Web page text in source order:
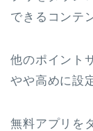
できるコンテ
他のポイント
やや高めに設
無料アプリを